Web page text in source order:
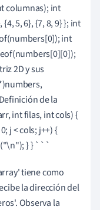
columnas); int
5, 6}, {7, 8, 9} }; int
int
2D y sus
de la
int filas, int cols) {
j < cols; j++) {
} } ```
tiene como
la dirección del
Observa la